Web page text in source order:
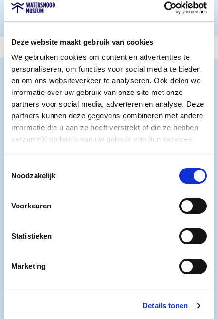
Deze website maakt gebruik van cookies
We gebruiken cookies om content en advertenties te
personaliseren, om functies voor social media te bieden
en om ons websiteverkeer te analyseren. Ook delen we
informatie over uw gebruik van onze site met onze
partners voor social media, adverteren en analyse. Deze
partners kunnen deze gegevens combineren met andere
informatie die u aan ze heeft verstrekt of die ze hebben
verzameld op basis van uw gebruik van hun services.
Noodzakelijk
Voorkeuren
Statistieken
Marketing
Details tonen
Bekijk ook
Oes­ter­proe­ve­rij Yer­seke